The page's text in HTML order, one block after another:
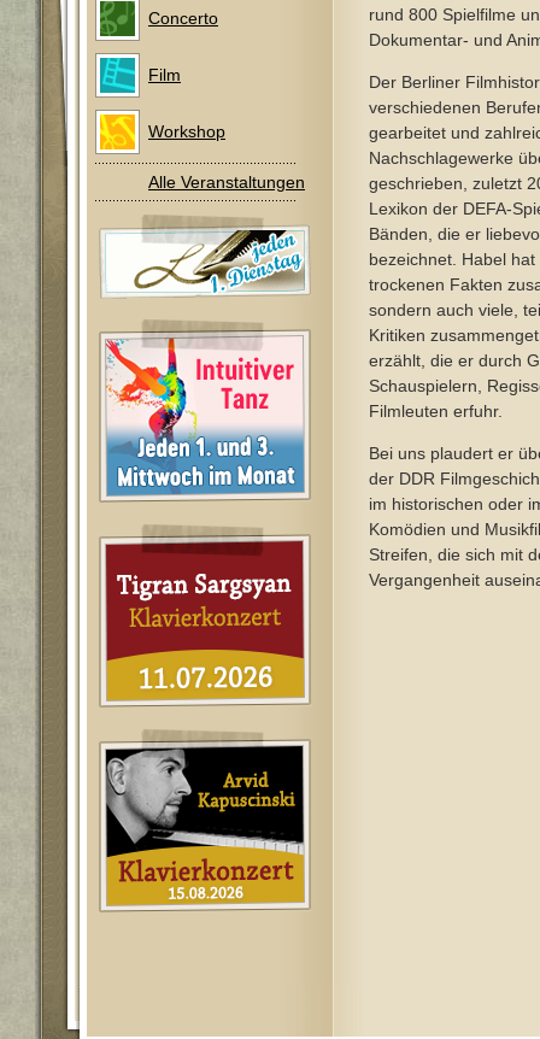
Concerto
Film
Workshop
Alle Veranstaltungen
rund 800 Spielfilme
Dokumentar- und
Der Berliner
verschiedenen
gearbeitet und
Nachschlagewerke
geschrieben, zuletzt
Lexikon der DEFA-
Bänden, die er
bezeichnet. Habel
trockenen Fakten
sondern auch viele,
Kritiken
erzählt, die er durch
Schauspielern,
Filmleuten erfuhr.
Bei uns plaudert er
der DDR
im historischen oder
Komödien und
Streifen, die sich mit
Vergangenheit